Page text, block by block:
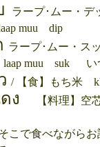
ラープ･ムー・
dip
ラープ･ムー・ス
muu suk い
/ 【食】もち米
ดง 【料理】空
こで食べながら